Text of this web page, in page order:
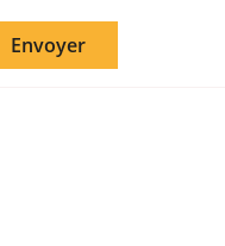
Envoyer